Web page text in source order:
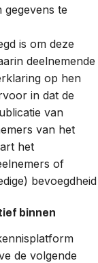
te
is om deze
deelnemende
op hen
in dat de
van
van het
het
of
bevoegdheid
binnen
de volgende